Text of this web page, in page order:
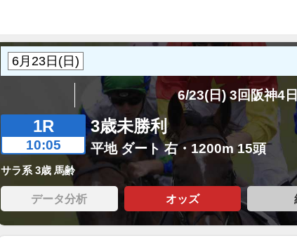
6/23(日) 3回阪神4
1R
10:05
3歳未勝利
平地 ダート 右・1200m 15頭
サラ系 3歳 馬齢
データ分析 オッズ